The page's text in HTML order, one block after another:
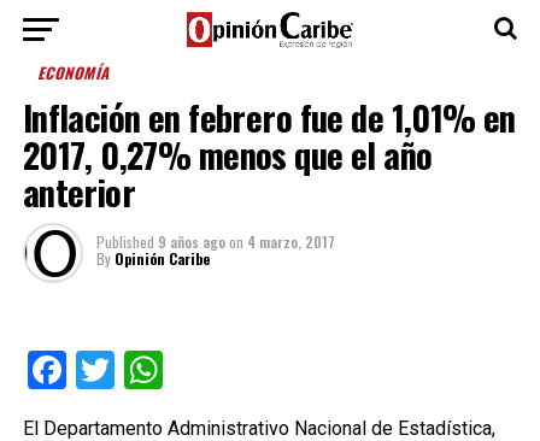
ECONOMÍA
Inflación en febrero fue de 1,01% en
2017, 0,27% menos que el año
anterior
Published 9 años agoon 4 marzo, 2017
By Opinión Caribe
Facebook
TwitterWhatsApp
El Departamento Administrativo Nacional de Estadística,